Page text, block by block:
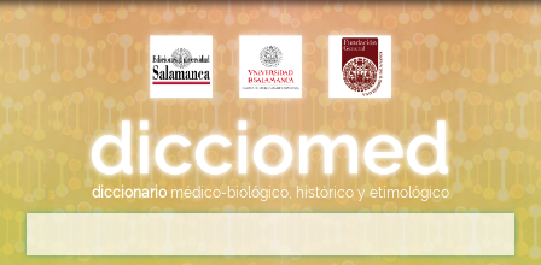
diccionario médico-biológico, histórico y etimológico